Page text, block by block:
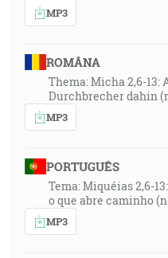
MP3
ROMÂNA
Thema: Micha 2,6-
Durchbrecher dahin
MP3
PORTUGUÊS
Tema: Miquéias 2,6-
o que abre caminho
MP3